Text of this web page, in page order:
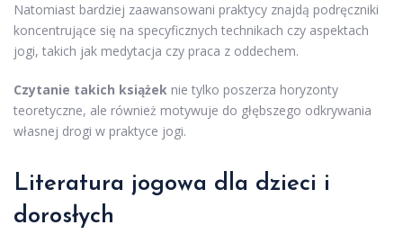
Natomiast bardziej zaawansowani praktycy znajdą podręczniki
koncentrujące się na specyficznych technikach czy aspektach
jogi, takich jak medytacja czy praca z oddechem.
Czytanie takich książek nie tylko poszerza horyzonty
teoretyczne, ale również motywuje do głębszego odkrywania
własnej drogi w praktyce jogi.
Literatura jogowa dla dzieci i
dorosłych